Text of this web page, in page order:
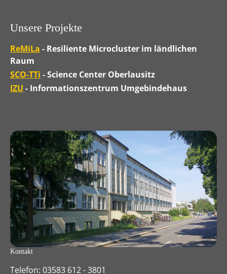
Unsere Projekte
ReMiLa - Resiliente Microcluster im ländlichen
Raum
SCO-TTi - Science Center Oberlausitz
IZU - Informationszentrum Umgebindehaus
Kontakt
Telefon: 03583 612 - 3801